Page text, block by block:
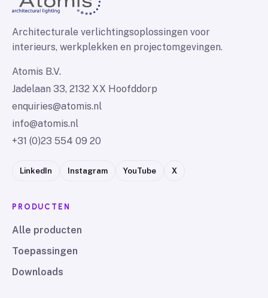
Architecturale verlichtingsoplossingen voor
interieurs, werkplekken en projectomgevingen.
Atomis B.V.
Jadelaan 33, 2132 XX Hoofddorp
enquiries@atomis.nl
info@atomis.nl
+31 (0)23 554 09 20
LinkedIn Instagram YouTube X
PRODUCTEN
Alle producten
Toepassingen
Downloads